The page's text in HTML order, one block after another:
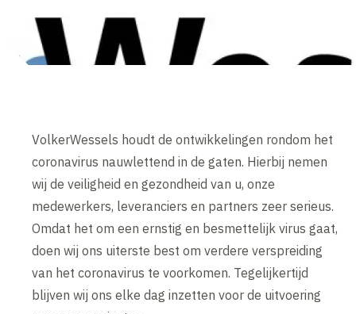
VolkerWessels houdt de ontwikkelingen rondom het
coronavirus nauwlettend in de gaten. Hierbij nemen
wij de veiligheid en gezondheid van u, onze
medewerkers, leveranciers en partners zeer serieus.
Omdat het om een ernstig en besmettelijk virus gaat,
doen wij ons uiterste best om verdere verspreiding
van het coronavirus te voorkomen. Tegelijkertijd
blijven wij ons elke dag inzetten voor de uitvoering